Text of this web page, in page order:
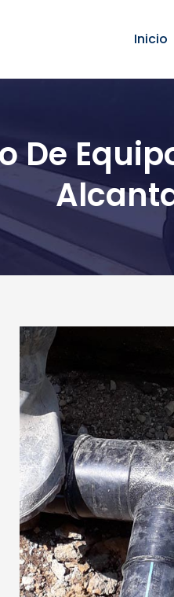
Inicio
De